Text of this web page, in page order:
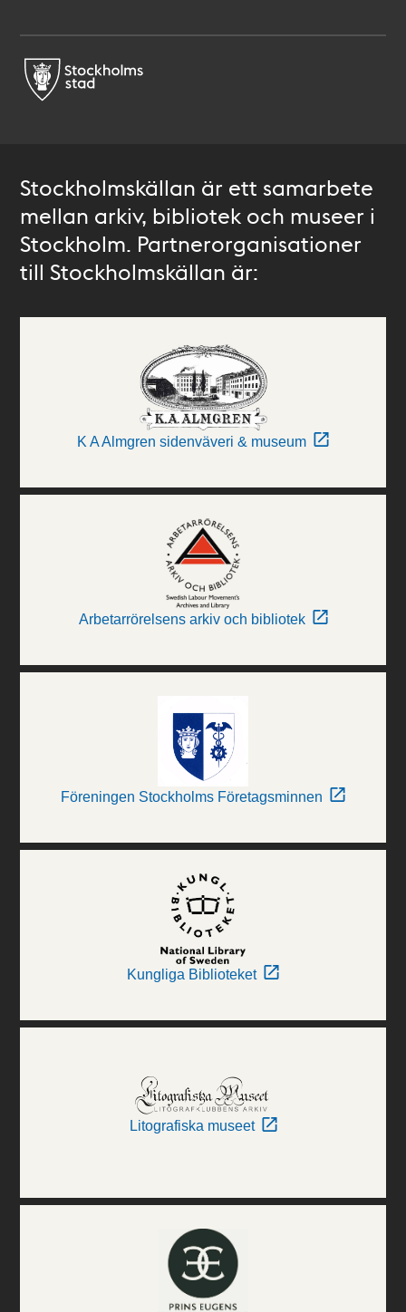
Stockholmskällan är ett samarbete
mellan arkiv, bibliotek och museer i
Stockholm. Partnerorganisationer
till Stockholmskällan är:
K A Almgren sidenväveri & museum
Arbetarrörelsens arkiv och bibliotek
Föreningen Stockholms Företagsminnen
Kungliga Biblioteket
Litografiska museet